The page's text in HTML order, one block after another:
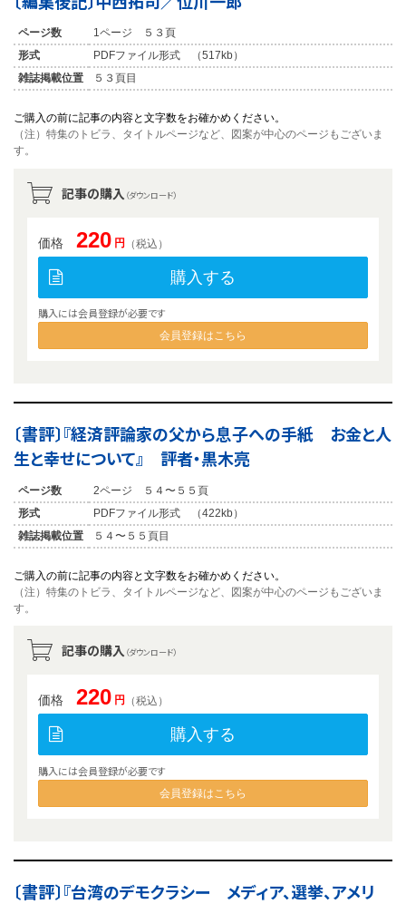
ページ数
1ページ ５３頁
形式
PDFファイル形式 （517kb）
雑誌掲載位置
５３頁目
ご購入の前に記事の内容と文字数をお確かめください。
（注）特集のトビラ、タイトルページなど、図案が中心のページもございま
す。
記事の購入 （ダウンロード）
価格 220 円 （税込）
購入する
購入には会員登録が必要です
会員登録はこちら
〔書評〕『経済評論家の父から息子への手紙 お金と人
生と幸せについて』 評者・黒木亮
ページ数
2ページ ５４〜５５頁
形式
PDFファイル形式 （422kb）
雑誌掲載位置
５４〜５５頁目
ご購入の前に記事の内容と文字数をお確かめください。
（注）特集のトビラ、タイトルページなど、図案が中心のページもございま
す。
記事の購入 （ダウンロード）
価格 220 円 （税込）
購入する
購入には会員登録が必要です
会員登録はこちら
〔書評〕『台湾のデモクラシー メディア、選挙、アメリ